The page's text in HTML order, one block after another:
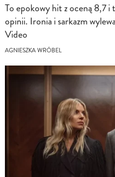
To epokowy hit z oceną 8,7
opinii. Ironia i sarkazm
Video
AGNIESZKA WRÓBEL